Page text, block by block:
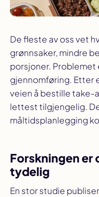
De fleste av oss vet
grønnsaker, mindre
porsjoner. Problemet
gjennomføring. Etter
veien å bestille take-
lettest tilgjengelig.
måltidsplanlegging
Forskningen er
tydelig
En stor studie